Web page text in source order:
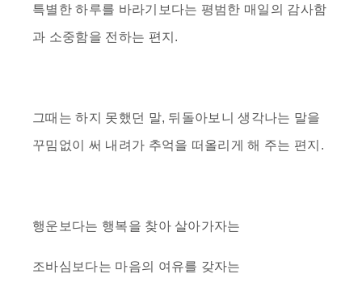
특별한 하루를 바라기보다는 평범한 매일의 감사함
과 소중함을 전하는 편지.
그때는 하지 못했던 말, 뒤돌아보니 생각나는 말을
꾸밈없이 써 내려가 추억을 떠올리게 해 주는 편지.
행운보다는 행복을 찾아 살아가자는
조바심보다는 마음의 여유를 갖자는